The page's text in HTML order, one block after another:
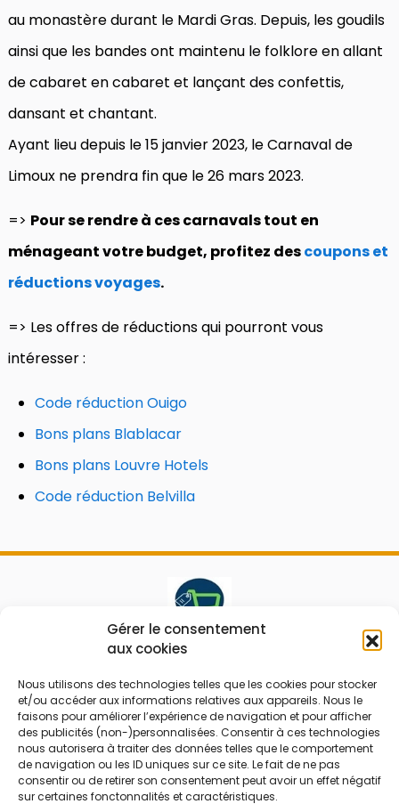
Gérer le consentement
aux cookies
Nous utilisons des technologies telles que les cookies pour stocker
et/ou accéder aux informations relatives aux appareils. Nous le
faisons pour améliorer l’expérience de navigation et pour afficher
des publicités (non-)personnalisées. Consentir à ces technologies
nous autorisera à traiter des données telles que le comportement
de navigation ou les ID uniques sur ce site. Le fait de ne pas
consentir ou de retirer son consentement peut avoir un effet négatif
sur certaines fonctonnalités et caractéristiques.
au monastère durant le Mardi Gras. Depuis, les goudils
ainsi que les bandes ont maintenu le folklore en allant
de cabaret en cabaret et lançant des confettis,
dansant et chantant.
Ayant lieu depuis le 15 janvier 2023, le Carnaval de
Limoux ne prendra fin que le 26 mars 2023.
=> Pour se rendre à ces carnavals tout en
ménageant votre budget, profitez descoupons et
réductions voyages.
=> Les offres de réductions qui pourront vous
intéresser :
Code réduction Ouigo
Bons plans Blablacar
Bons plans Louvre Hotels
Code réduction Belvilla
Le prix peut être réduit !
Mes Bons
FAQ
Qui sommes nous
Contactez-nous
Bonnes affaires
Code réduction
Bons plans
Soldes